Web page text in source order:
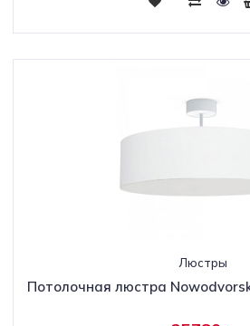
Люстры
Потолочная люстра